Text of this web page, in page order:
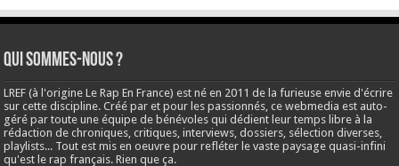
Qui sommes-nous ?
LREF (à l'origine Le Rap En France) est né en 2011 de la furieuse envie d'écrire
sur cette discipline. Créé par et pour les passionnés, ce webmedia est auto-
géré par toute une équipe de bénévoles qui dédient leur temps libre à la
rédaction de chroniques, critiques, interviews, dossiers, sélection diverses,
playlists... Tout est mis en oeuvre pour refléter le vaste paysage quasi-infini
qu'est le rap français. Rien que ça.